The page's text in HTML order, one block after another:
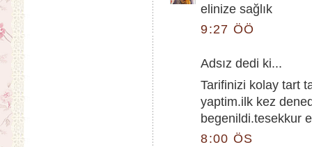
elinize sağlık
9:27 ÖÖ
Adsız dedi ki...
Tarifinizi kolay tart
yaptim.ilk kez
begenildi.tesekkur
8:00 ÖS